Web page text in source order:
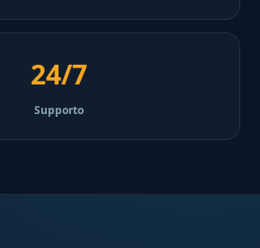
24/7
Supporto